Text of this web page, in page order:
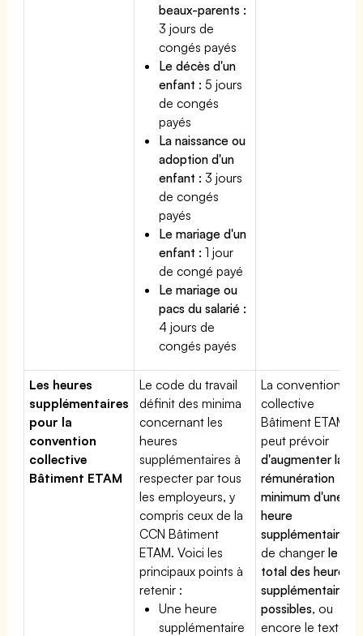
beaux-parents :
3 jours de
congés payés
Le décès d'un
enfant : 5 jours
de congés
payés
La naissance ou
adoption d'un
enfant : 3 jours
de congés
payés
Le mariage d'un
enfant : 1 jour
de congé payé
Le mariage ou
pacs du salarié :
4 jours de
congés payés
Les heures
supplémentaires
pour la
convention
collective
Bâtiment ETAM
Le code du travail
définit des minima
concernant les
heures
supplémentaires à
respecter par tous
les employeurs, y
compris ceux de la
CCN Bâtiment
ETAM. Voici les
principaux points à
retenir :
Une heure
supplémentaire
La convention
collective
Bâtiment ETAM
peut prévoir
d'augmenter la
rémunération
minimum d'une
heure
supplémentaire
de changerle
total des heures
supplémentaires
possibles, ou
encore le texte